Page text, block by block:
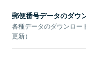
郵便番号データのダウ
各種データのダウンロー
更新）